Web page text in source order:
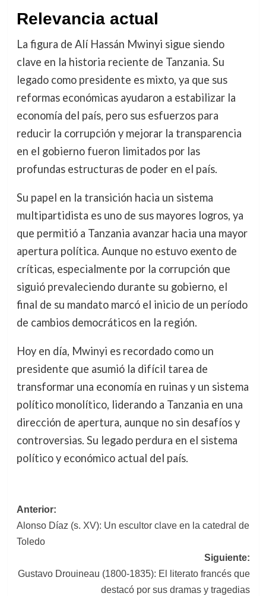
Relevancia actual
La figura de Alí Hassán Mwinyi sigue siendo
clave en la historia reciente de Tanzania. Su
legado como presidente es mixto, ya que sus
reformas económicas ayudaron a estabilizar la
economía del país, pero sus esfuerzos para
reducir la corrupción y mejorar la transparencia
en el gobierno fueron limitados por las
profundas estructuras de poder en el país.
Su papel en la transición hacia un sistema
multipartidista es uno de sus mayores logros, ya
que permitió a Tanzania avanzar hacia una mayor
apertura política. Aunque no estuvo exento de
críticas, especialmente por la corrupción que
siguió prevaleciendo durante su gobierno, el
final de su mandato marcó el inicio de un período
de cambios democráticos en la región.
Hoy en día, Mwinyi es recordado como un
presidente que asumió la difícil tarea de
transformar una economía en ruinas y un sistema
político monolítico, liderando a Tanzania en una
dirección de apertura, aunque no sin desafíos y
controversias. Su legado perdura en el sistema
político y económico actual del país.
Navegación
de
Anterior:
Alonso Díaz (s. XV): Un escultor clave en la catedral de
Toledo
Siguiente:
Gustavo Drouineau (1800-1835): El literato francés que
destacó por sus dramas y tragedias